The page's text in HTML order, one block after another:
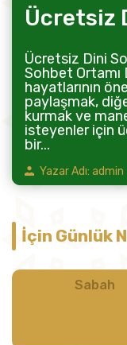
Ücretsiz
Ücretsiz Dini
Sohbet Ortamı
hayatlarının
paylaşmak,
kurmak ve
isteyenler için
bir...
Yazar Adı: admin
İçin Günlük
Sabah